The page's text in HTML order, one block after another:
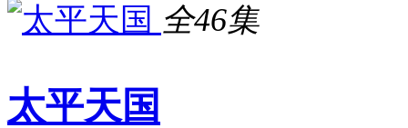
全46集
太平天国